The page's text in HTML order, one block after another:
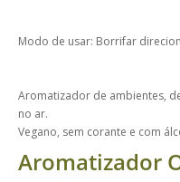
Modo de usar: Borrifar
Aromatizador de ambientes,
no ar.
Vegano, sem corante e com
Aromatizador